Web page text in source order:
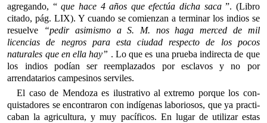
agregando, “que hace 4 años que efectúa dicha saca”. (Libro
citado, pág. LIX). Y cuando se comienzan a terminar los indios se
resuelve
“pedir asimismo a S. M. nos haga merced de mil
licencias de negros para esta ciudad respecto de los pocos
naturales que en ella hay” . Lo que es una prueba indirecta de que
los indios podían ser reemplazados por esclavos y no por
arrendatarios campesinos ser­viles.
El caso de Mendoza es ilustrativo al extremo porque los con­
quistadores se encontraron con indígenas laboriosos, que ya practi­
caban la agricultura, y muy pacíficos. En lugar de utilizar estas